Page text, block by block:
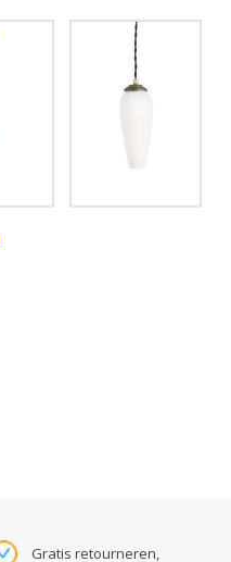
Gratis retourneren,